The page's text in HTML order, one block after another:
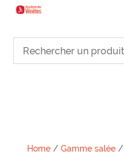
Home/ Gamme salée/